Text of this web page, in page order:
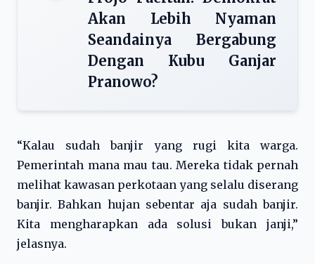
Akan Lebih Nyaman
Seandainya Bergabung
Dengan Kubu Ganjar
Pranowo?
“Kalau sudah banjir yang rugi kita warga.
Pemerintah mana mau tau. Mereka tidak pernah
melihat kawasan perkotaan yang selalu diserang
banjir. Bahkan hujan sebentar aja sudah banjir.
Kita mengharapkan ada solusi bukan janji,”
jelasnya.